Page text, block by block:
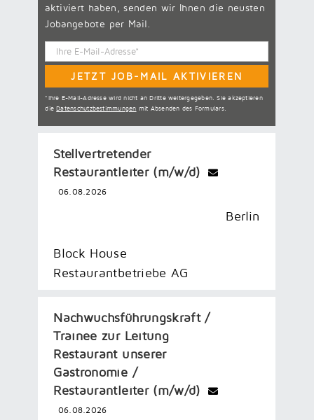
aktiviert haben, senden wir Ihnen die neusten
Jobangebote per Mail.
*Ihre E-Mail-Adresse wird nicht an Dritte weitergegeben. Sie akzeptieren
dieDatenschutzbestimmungen mit Absenden des Formulars.
Stellvertretender
Restaurantleiter (m/w/d)
06.08.2026
Berlin
Block House
Restaurantbetriebe AG
Nachwuchsführungskraft /
Trainee zur Leitung
Restaurant unserer
Gastronomie /
Restaurantleiter (m/w/d)
06.08.2026